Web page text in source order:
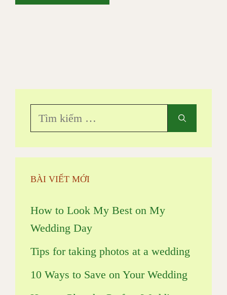
chọn
được
trang
Tìm
kiếm
cho:
BÀI VIẾT MỚI
How to Look My Best on My
Wedding Day
Tips for taking photos at a wedding
10 Ways to Save on Your Wedding